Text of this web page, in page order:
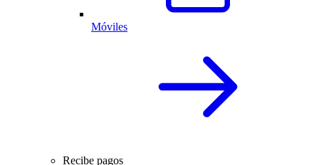
Móviles
Recibe pagos